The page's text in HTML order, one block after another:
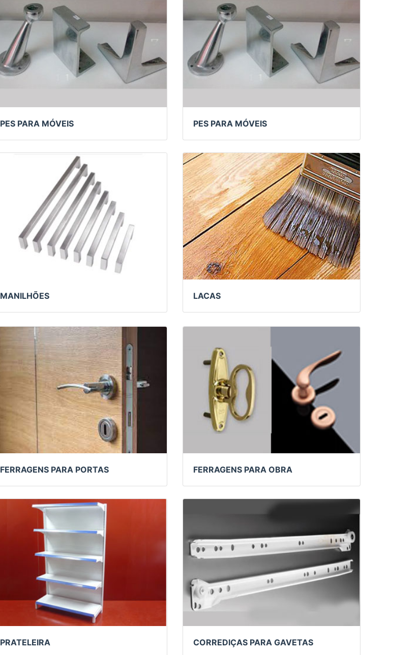
PES PARA MÓVEIS PES PARA MÓVEIS
MANILHÕES LACAS
FERRAGENS PARA PORTAS FERRAGENS PARA OBRA
PRATELEIRA CORREDIÇAS PARA GAVETAS